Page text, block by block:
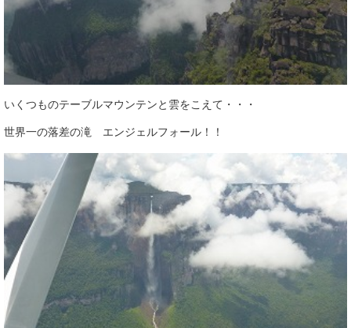
いくつものテーブルマウンテンと雲をこえて・・・
世界一の落差の滝 エンジェルフォール！！